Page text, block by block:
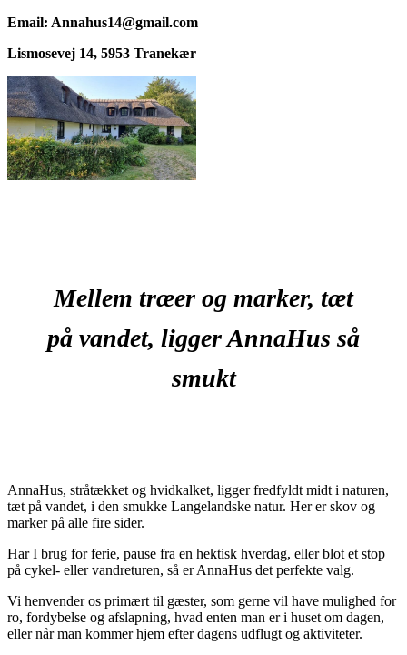
Email: Annahus14@gmail.com
Lismosevej 14, 5953 Tranekær
Mellem træer og marker, tæt
på vandet, ligger AnnaHus så
smukt
AnnaHus, stråtækket og hvidkalket, ligger fredfyldt midt i naturen,
tæt på vandet, i den smukke Langelandske natur. Her er skov og
marker på alle fire sider.
Har I brug for ferie, pause fra en hektisk hverdag, eller blot et stop
på cykel- eller vandreturen, så er AnnaHus det perfekte valg.
Vi henvender os primært til gæster, som gerne vil have mulighed for
ro, fordybelse og afslapning, hvad enten man er i huset om dagen,
eller når man kommer hjem efter dagens udflugt og aktiviteter.